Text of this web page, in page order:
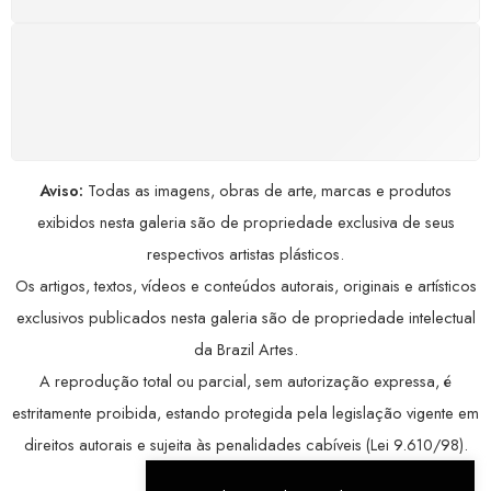
Aviso: Todas as imagens, obras de arte, marcas e produtos
exibidos nesta galeria são de propriedade exclusiva de seus
respectivos artistas plásticos.
Os artigos, textos, vídeos e conteúdos autorais, originais e artísticos
exclusivos publicados nesta galeria são de propriedade intelectual
da Brazil Artes.
A reprodução total ou parcial, sem autorização expressa, é
estritamente proibida, estando protegida pela legislação vigente em
direitos autorais e sujeita às penalidades cabíveis (Lei 9.610/98).